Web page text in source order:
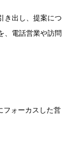
き出し、提案につ
、電話営業や訪問
フォーカスした営